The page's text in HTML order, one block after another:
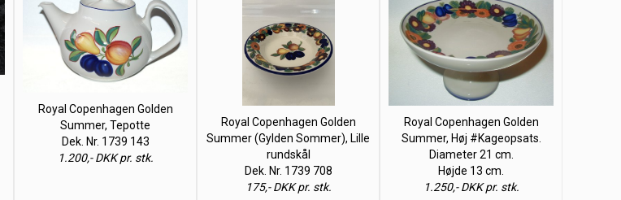
Royal Copenhagen Golden
Summer, Tepotte
Dek. Nr. 1739 143
1.200,- DKK pr. stk.
Royal Copenhagen Golden
Summer (Gylden Sommer), Lille
rundskål
Dek. Nr. 1739 708
175,- DKK pr. stk.
Royal Copenhagen Golden
Summer, Høj #Kageopsats.
Diameter 21 cm.
Højde 13 cm.
1.250,- DKK pr. stk.